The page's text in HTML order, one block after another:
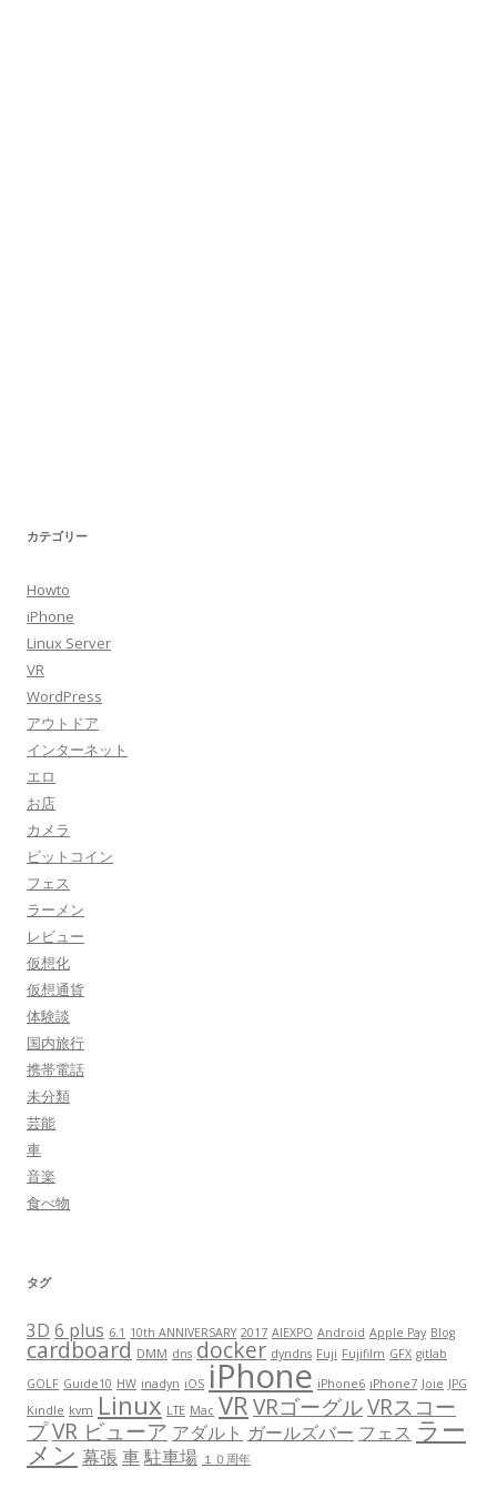
カテゴリー
Howto
iPhone
Linux Server
VR
WordPress
アウトドア
インターネット
エロ
お店
カメラ
ビットコイン
フェス
ラーメン
レビュー
仮想化
仮想通貨
体験談
国内旅行
携帯電話
未分類
芸能
車
音楽
食べ物
タグ
3D 6 plus 6.1 10th ANNIVERSARY 2017 AIEXPO Android Apple Pay Blog
cardboard DMM dns docker dyndns Fuji Fujifilm GFX gitlab
GOLF Guide10 HW inadyn iOS iPhone iPhone6 iPhone7 Joie JPG
Kindle kvm Linux LTE Mac VRVRゴーグルVRスコー
プVR ビューア アダルト ガールズバー フェス ラー
メン 幕張 車駐車場 １０周年